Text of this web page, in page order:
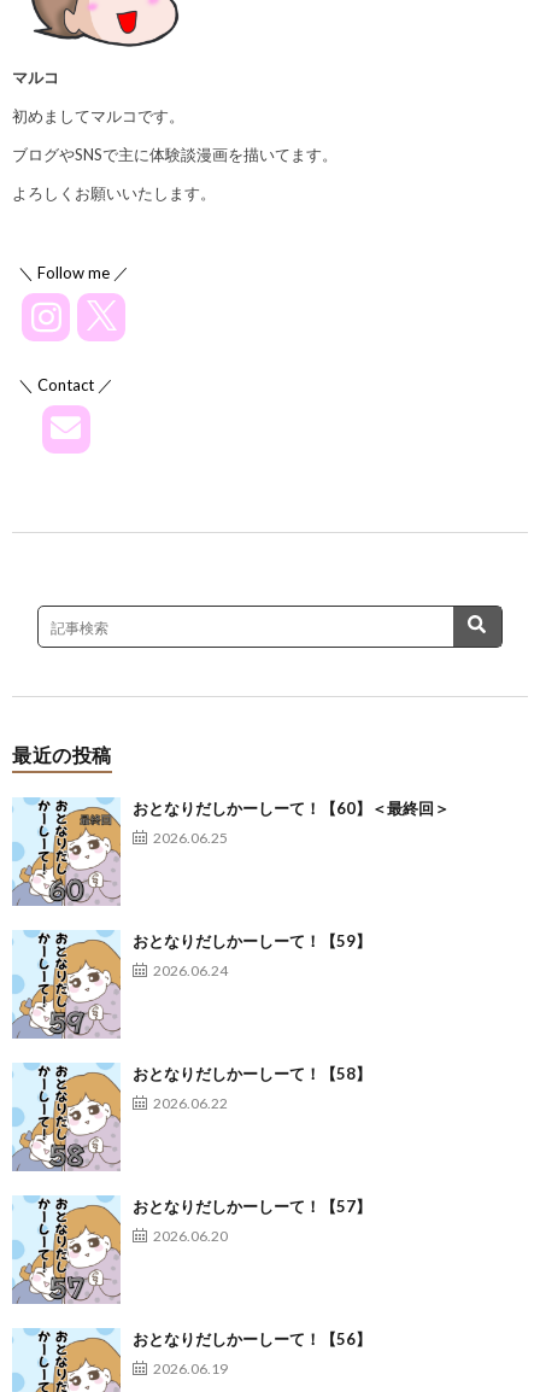
マルコ
初めましてマルコです。
ブログやSNSで主に体験談漫画を描いてます。
よろしくお願いいたします。
＼ Follow me ／
＼ Contact ／
最近の投稿
おとなりだしかーしーて！【60】＜最終回＞
2026.06.25
おとなりだしかーしーて！【59】
2026.06.24
おとなりだしかーしーて！【58】
2026.06.22
おとなりだしかーしーて！【57】
2026.06.20
おとなりだしかーしーて！【56】
2026.06.19